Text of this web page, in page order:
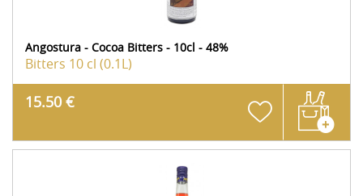
Angostura - Cocoa Bitters - 10cl - 48%
Bitters 10 cl (0.1L)
15.50 €